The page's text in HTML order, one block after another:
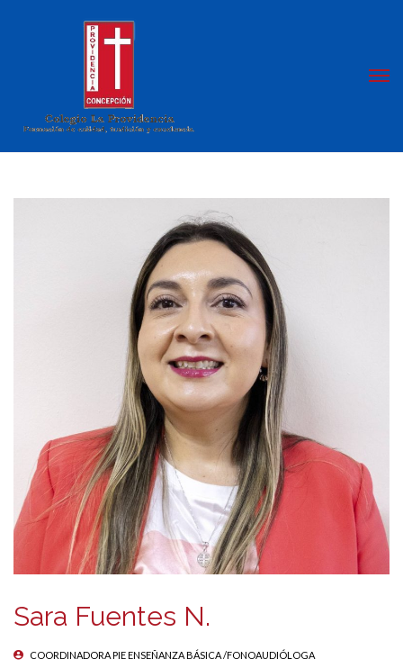
Sara Fuentes N.
COORDINADORA PIE ENSEÑANZA BÁSICA /FONOAUDIÓLOGA